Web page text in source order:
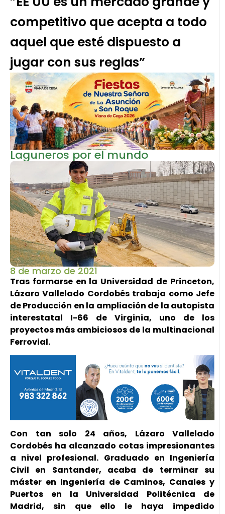
competitivo que acepta a todo
aquel que esté dispuesto a
jugar con sus reglas”
Laguneros por el mundo
8 de marzo de 2021
Tras formarse en la Universidad de Princeton,
Lázaro Vallelado Cordobés trabaja como Jefe
de Producción en la ampliación de la autopista
interestatal I-66 de Virginia, uno de los
proyectos más ambiciosos de la multinacional
Ferrovial.
Con tan solo 24 años, Lázaro Vallelado
Cordobés ha alcanzado cotas impresionantes
a nivel profesional. Graduado en Ingeniería
Civil en Santander, acaba de terminar su
máster en Ingeniería de Caminos, Canales y
Puertos en la Universidad Politécnica de
Madrid, sin que ello le haya impedido